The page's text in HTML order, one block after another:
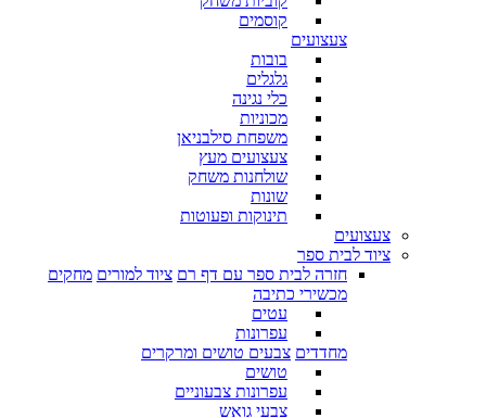
קוסמים
צעצועים
בובות
גלגלים
כלי נגינה
מכוניות
משפחת סילבניאן
צעצועים מעץ
שולחנות משחק
שונות
תינוקות ופעוטות
צעצועים
ציוד לבית ספר
חזרה לבית ספר עם דף רם ציוד למורים מחקים
מכשירי כתיבה
עטים
עפרונות
מחדדים צבעים טושים ומרקרים
טושים
עפרונות צבעוניים
צבעי גואש